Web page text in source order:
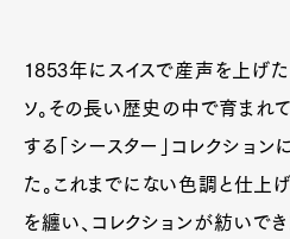
1853年にスイスで産声を上げた
ソ。その長い歴史の中で育まれ
する「シースター」コレクショ
た。これまでにない色調と仕上
を纏い、コレクションが紡いで